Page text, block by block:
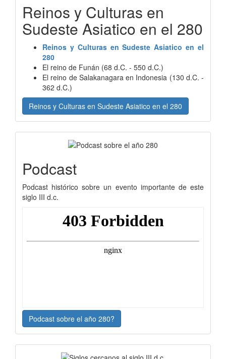
Reinos y Culturas en
Sudeste Asiatico en el 280
Reinos y Culturas en Sudeste Asiatico en el
280
El reino de Funán (68 d.C. - 550 d.C.)
El reino de Salakanagara en Indonesia (130 d.C. -
362 d.C.)
Reinos y Culturas en Sudeste Asiatico en el 280
Podcast
Podcast histórico sobre un evento importante de este
siglo III d.c.
Podcast sobre el año 280?